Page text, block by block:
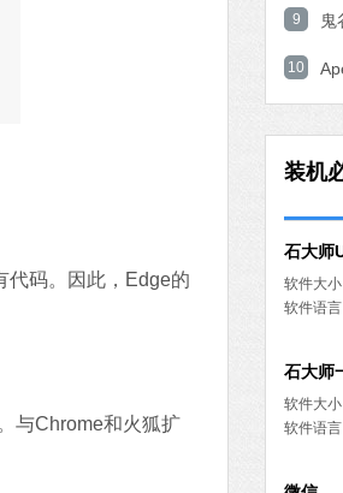
码。因此，Edge的
与Chrome和火狐扩
9
10
装机
Microsoft Office 2016
系统之家一键重装
软件大小：17.1 MB
软件语言：简体中文